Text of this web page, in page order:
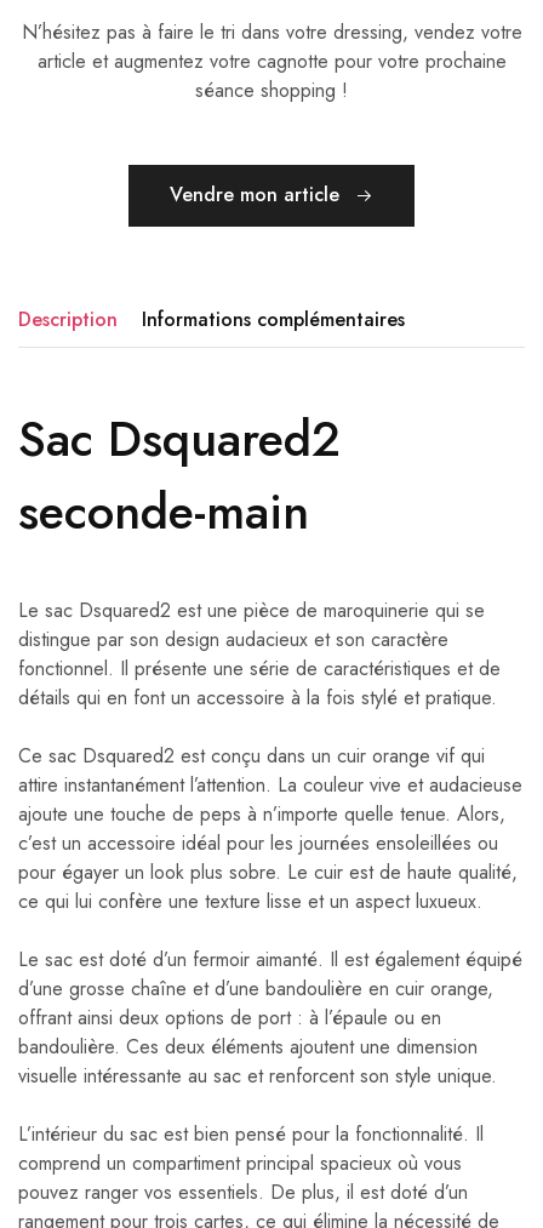
N’hésitez pas à faire le tri dans votre dressing, vendez votre
article et augmentez votre cagnotte pour votre prochaine
séance shopping !
Vendre mon article
Description Informations complémentaires
Sac Dsquared2
seconde-main
Le sac Dsquared2 est une pièce de maroquinerie qui se
distingue par son design audacieux et son caractère
fonctionnel. Il présente une série de caractéristiques et de
détails qui en font un accessoire à la fois stylé et pratique.
Ce sac Dsquared2 est conçu dans un cuir orange vif qui
attire instantanément l’attention. La couleur vive et audacieuse
ajoute une touche de peps à n’importe quelle tenue. Alors,
c’est un accessoire idéal pour les journées ensoleillées ou
pour égayer un look plus sobre. Le cuir est de haute qualité,
ce qui lui confère une texture lisse et un aspect luxueux.
Le sac est doté d’un fermoir aimanté. Il est également équipé
d’une grosse chaîne et d’une bandoulière en cuir orange,
offrant ainsi deux options de port : à l’épaule ou en
bandoulière. Ces deux éléments ajoutent une dimension
visuelle intéressante au sac et renforcent son style unique.
L’intérieur du sac est bien pensé pour la fonctionnalité. Il
comprend un compartiment principal spacieux où vous
pouvez ranger vos essentiels. De plus, il est doté d’un
rangement pour trois cartes, ce qui élimine la nécessité de